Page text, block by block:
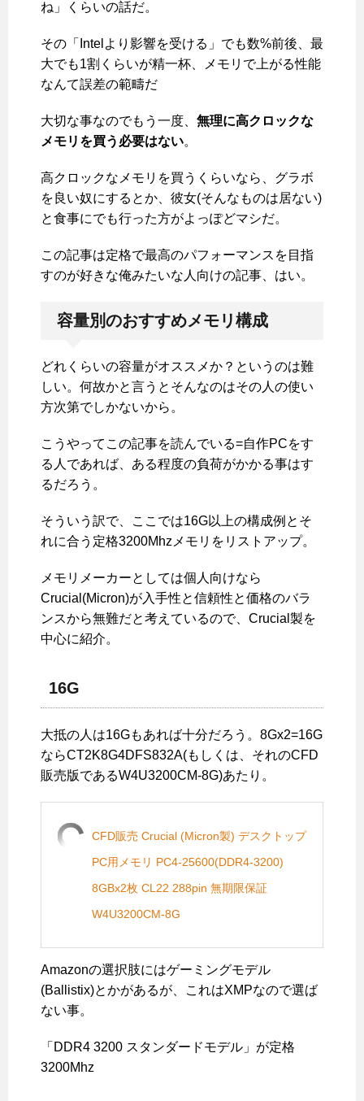
ね」くらいの話だ。
その「Intelより影響を受ける」でも数%前後、最
大でも1割くらいが精一杯、メモリで上がる性能
なんて誤差の範疇だ
大切な事なのでもう一度、 無理に高クロックな
メモリを買う必要はない。
高クロックなメモリを買うくらいなら、グラボ
を良い奴にするとか、彼女(そんなものは居ない)
と食事にでも行った方がよっぽどマシだ。
この記事は定格で最高のパフォーマンスを目指
すのが好きな俺みたいな人向けの記事、はい。
容量別のおすすめメモリ構成
どれくらいの容量がオススメか？というのは難
しい。何故かと言うとそんなのはその人の使い
方次第でしかないから。
こうやってこの記事を読んでいる=自作PCをす
る人であれば、ある程度の負荷がかかる事はす
るだろう。
そういう訳で、ここでは16G以上の構成例とそ
れに合う定格3200Mhzメモリをリストアップ。
メモリメーカーとしては個人向けなら
Crucial(Micron)が入手性と信頼性と価格のバラ
ンスから無難だと考えているので、Crucial製を
中心に紹介。
16G
大抵の人は16Gもあれば十分だろう。8Gx2=16G
ならCT2K8G4DFS832A(もしくは、それのCFD
販売版であるW4U3200CM-8G)あたり。
CFD販売 Crucial (Micron製) デスクトップ
PC用メモリ PC4-25600(DDR4-3200)
8GBx2枚 CL22 288pin 無期限保証
W4U3200CM-8G
Amazonの選択肢にはゲーミングモデル
(Ballistix)とかがあるが、これはXMPなので選ば
ない事。
「DDR4 3200 スタンダードモデル」が定格
3200Mhz